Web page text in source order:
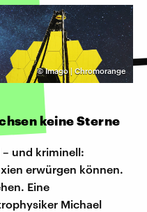
©Imago | Chromorange
keine Sterne
und kriminell:
erwürgen können.
Eine
Michael